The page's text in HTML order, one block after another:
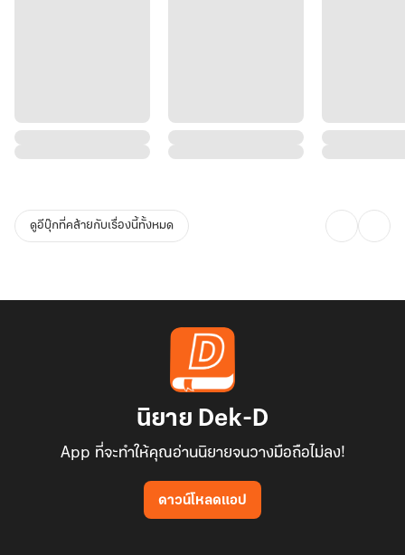
ดูอีบุ๊กที่คล้ายกับเรื่องนี้ทั้งหมด
นิยาย Dek-D
App ที่จะทำให้คุณอ่านนิยายจนวางมือถือไม่ลง!
ดาวน์โหลดแอป